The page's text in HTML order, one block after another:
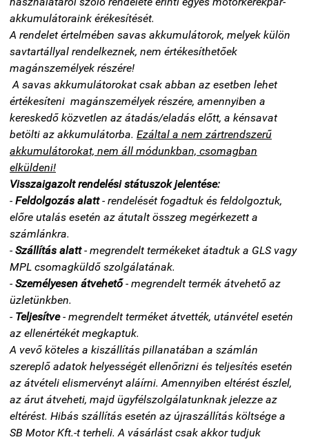
akkumulátoraink érékesítését.
A rendelet értelmében savas akkumulátorok, melyek külön
savtartállyal rendelkeznek, nem értékesíthetőek
magánszemélyek részére!
A savas akkumulátorokat csak abban az esetben lehet
értékesíteni magánszemélyek részére, amennyiben a
kereskedő közvetlen az átadás/eladás előtt, a kénsavat
betölti az akkumulátorba. Ezáltal a nem zártrendszerű
akkumulátorokat, nem áll módunkban, csomagban
elküldeni!
Visszaigazolt rendelési státuszok jelentése:
- Feldolgozás alatt- rendelését fogadtuk és feldolgoztuk,
előre utalás esetén az átutalt összeg megérkezett a
számlánkra.
- Szállítás alatt- megrendelt termékeket átadtuk a GLS vagy
MPL csomagküldő szolgálatának.
- Személyesen átvehető- megrendelt termék átvehető az
üzletünkben.
- Teljesítve- megrendelt terméket átvették, utánvétel esetén
az ellenértékét megkaptuk.
A vevő köteles a kiszállítás pillanatában a számlán
szereplő adatok helyességét ellenőrizni és teljesítés esetén
az átvételi elismervényt aláírni. Amennyiben eltérést észlel,
az árut átveheti, majd ügyfélszolgálatunknak jelezze az
eltérést. Hibás szállítás esetén az újraszállítás költsége a
SB Motor Kft.-t terheli. A vásárlást csak akkor tudjuk